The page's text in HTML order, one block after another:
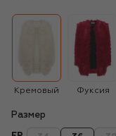
Кремовый Фуксия
Размер